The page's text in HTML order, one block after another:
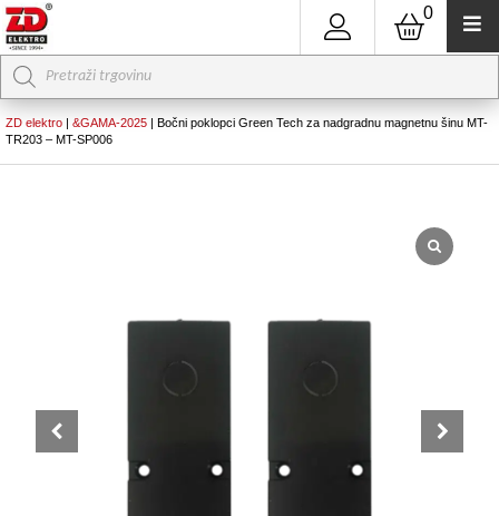
0
Products
search
ZD elektro | &GAMA-2025 | Bočni poklopci Green Tech za nadgradnu magnetnu šinu MT-
TR203 – MT-SP006